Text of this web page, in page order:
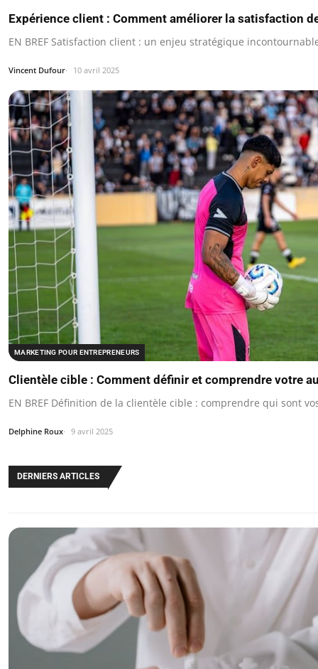
Expérience client : Comment améliorer la satisfaction
EN BREF Satisfaction client : un enjeu stratégique
Vincent Dufour 10 avril 2025
MARKETING POUR ENTREPRENEURS
Clientèle cible : Comment définir et comprendre votre
EN BREF Définition de la clientèle cible : comprendre qui sont
Delphine Roux 9 avril 2025
DERNIERS ARTICLES